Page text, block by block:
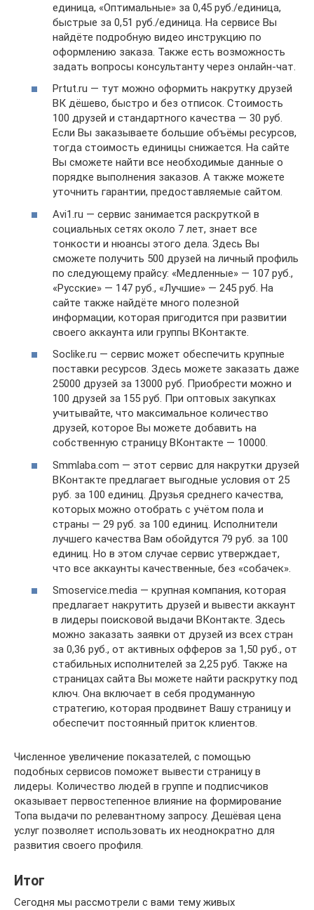
единица, «Оптимальные» за 0,45 руб./единица,
быстрые за 0,51 руб./единица. На сервисе Вы
найдёте подробную видео инструкцию по
оформлению заказа. Также есть возможность
задать вопросы консультанту через онлайн-чат.
Prtut.ru — тут можно оформить накрутку друзей
ВК дёшево, быстро и без отписок. Стоимость
100 друзей и стандартного качества — 30 руб.
Если Вы заказываете большие объёмы ресурсов,
тогда стоимость единицы снижается. На сайте
Вы сможете найти все необходимые данные о
порядке выполнения заказов. А также можете
уточнить гарантии, предоставляемые сайтом.
Avi1.ru — сервис занимается раскруткой в
социальных сетях около 7 лет, знает все
тонкости и нюансы этого дела. Здесь Вы
сможете получить 500 друзей на личный профиль
по следующему прайсу: «Медленные» — 107 руб.,
«Русские» — 147 руб., «Лучшие» — 245 руб. На
сайте также найдёте много полезной
информации, которая пригодится при развитии
своего аккаунта или группы ВКонтакте.
Soclike.ru — сервис может обеспечить крупные
поставки ресурсов. Здесь можете заказать даже
25000 друзей за 13000 руб. Приобрести можно и
100 друзей за 155 руб. При оптовых закупках
учитывайте, что максимальное количество
друзей, которое Вы можете добавить на
собственную страницу ВКонтакте — 10000.
Smmlaba.com — этот сервис для накрутки друзей
ВКонтакте предлагает выгодные условия от 25
руб. за 100 единиц. Друзья среднего качества,
которых можно отобрать с учётом пола и
страны — 29 руб. за 100 единиц. Исполнители
лучшего качества Вам обойдутся 79 руб. за 100
единиц. Но в этом случае сервис утверждает,
что все аккаунты качественные, без «собачек».
Smoservice.media — крупная компания, которая
предлагает накрутить друзей и вывести аккаунт
в лидеры поисковой выдачи ВКонтакте. Здесь
можно заказать заявки от друзей из всех стран
за 0,36 руб., от активных офферов за 1,50 руб., от
стабильных исполнителей за 2,25 руб. Также на
страницах сайта Вы можете найти раскрутку под
ключ. Она включает в себя продуманную
стратегию, которая продвинет Вашу страницу и
обеспечит постоянный приток клиентов.
Численное увеличение показателей, с помощью
подобных сервисов поможет вывести страницу в
лидеры. Количество людей в группе и подписчиков
оказывает первостепенное влияние на формирование
Топа выдачи по релевантному запросу. Дешёвая цена
услуг позволяет использовать их неоднократно для
развития своего профиля.
Итог
Сегодня мы рассмотрели с вами тему живых